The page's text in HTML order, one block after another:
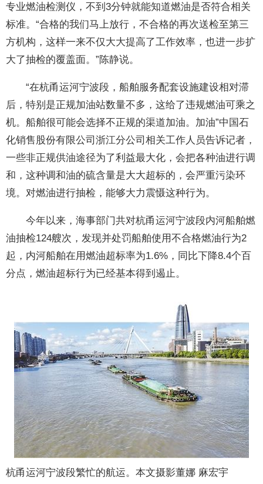
专业燃油检测仪，不到3分钟就能知道燃油是否符合相关
标准。“合格的我们马上放行，不合格的再次送检至第三
方机构，这样一来不仅大大提高了工作效率，也进一步扩
大了抽检的覆盖面。”陈静说。
“在杭甬运河宁波段，船舶服务配套设施建设相对滞
后，特别是正规加油站数量不多，这给了违规燃油可乘之
机。船舶很可能会选择不正规的渠道加油。加油”中国石
化销售股份有限公司浙江分公司相关工作人员告诉记者，
一些非正规供油途径为了利益最大化，会把各种油进行调
和，这种调和油的硫含量是大大超标的，会严重污染环
境。对燃油进行抽检，能够大力震慑这种行为。
今年以来，海事部门共对杭甬运河宁波段内河船舶燃
油抽检124艘次，发现并处罚船舶使用不合格燃油行为2
起，内河船舶在用燃油超标率为1.6%，同比下降8.4个百
分点，燃油超标行为已经基本得到遏止。
杭甬运河宁波段繁忙的航运。本文摄影董娜 麻宏宇